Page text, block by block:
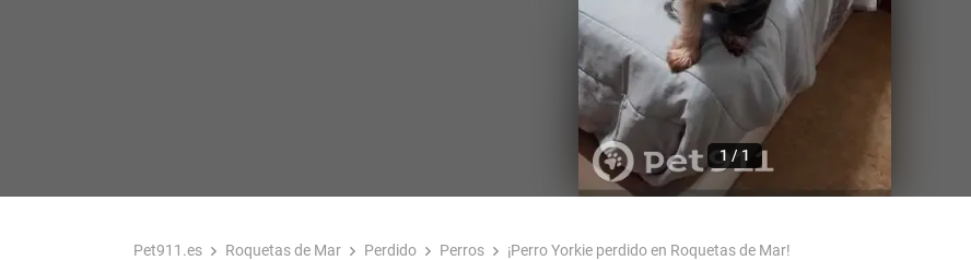
1/ 1
Pet911.es Roquetas de Mar Perdido Perros ¡Perro Yorkie perdido en Roquetas de Mar!